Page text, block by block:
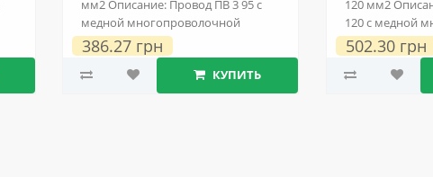
мм2 Описание: Провод ПВ 3 95 с
медной многопроволочной
токопровод..
386.27 грн
КУПИТЬ
120 мм2
120 с медной
токопро..
502.30 грн